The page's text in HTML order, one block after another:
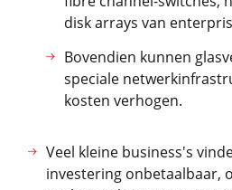
disk arrays van
Bovendien kunnen
speciale
kosten verhogen.
Veel kleine business's
investering onbetaalbaar,